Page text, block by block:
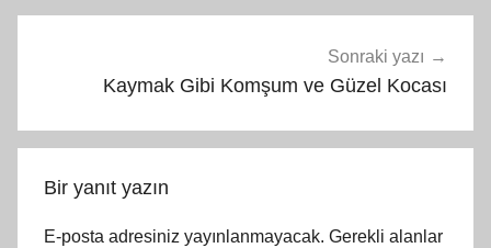
Sonraki yazı
Kaymak Gibi Komşum ve Güzel Kocası
Bir yanıt yazın
E-posta adresiniz yayınlanmayacak. Gerekli alanlar